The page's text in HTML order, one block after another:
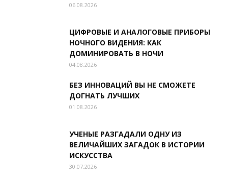
06.08.2026
ЦИФРОВЫЕ И АНАЛОГОВЫЕ ПРИБОРЫ
НОЧНОГО ВИДЕНИЯ: КАК
ДОМИНИРОВАТЬ В НОЧИ
04.08.2026
БЕЗ ИННОВАЦИЙ ВЫ НЕ СМОЖЕТЕ
ДОГНАТЬ ЛУЧШИХ
01.08.2026
УЧЕНЫЕ РАЗГАДАЛИ ОДНУ ИЗ
ВЕЛИЧАЙШИХ ЗАГАДОК В ИСТОРИИ
ИСКУССТВА
30.07.2026